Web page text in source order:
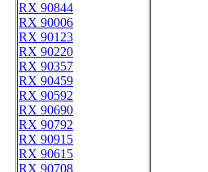
RX 90844
RX 90006
RX 90123
RX 90220
RX 90357
RX 90459
RX 90592
RX 90690
RX 90792
RX 90915
RX 90615
RX 90708